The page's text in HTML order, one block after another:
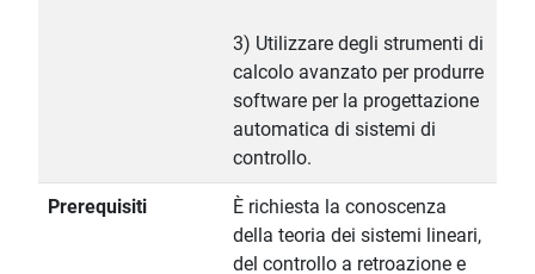
3) Utilizzare degli strumenti di
calcolo avanzato per produrre
software per la progettazione
automatica di sistemi di
controllo.
Prerequisiti
È richiesta la conoscenza
della teoria dei sistemi lineari,
del controllo a retroazione e